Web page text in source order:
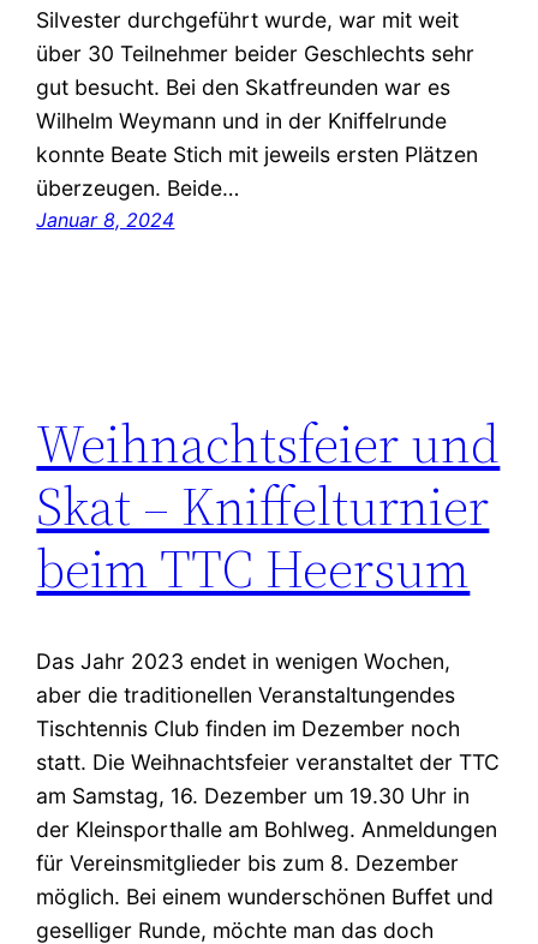
Silvester durchgeführt wurde, war mit weit
über 30 Teilnehmer beider Geschlechts sehr
gut besucht. Bei den Skatfreunden war es
Wilhelm Weymann und in der Kniffelrunde
konnte Beate Stich mit jeweils ersten Plätzen
überzeugen. Beide…
Januar 8, 2024
Weihnachtsfeier und
Skat – Kniffelturnier
beim TTC Heersum
Das Jahr 2023 endet in wenigen Wochen,
aber die traditionellen Veranstaltungendes
Tischtennis Club finden im Dezember noch
statt. Die Weihnachtsfeier veranstaltet der TTC
am Samstag, 16. Dezember um 19.30 Uhr in
der Kleinsporthalle am Bohlweg. Anmeldungen
für Vereinsmitglieder bis zum 8. Dezember
möglich. Bei einem wunderschönen Buffet und
geselliger Runde, möchte man das doch